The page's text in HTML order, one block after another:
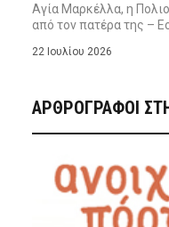
Αγία Μαρκέλλα, η
από τον πατέρα της –
22 Ιουλίου 2026
ΑΡΘΡΟΓΡΑΦΟΙ